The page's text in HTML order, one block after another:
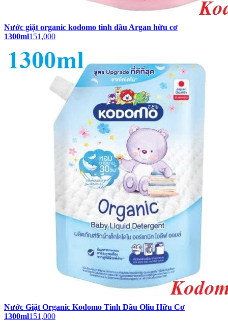
Nước giặt organic kodomo tinh dầu Argan hữu cơ
1300ml151,000
Nước Giặt Organic Kodomo Tinh Dầu Oliu Hữu Cơ
1300ml151,000